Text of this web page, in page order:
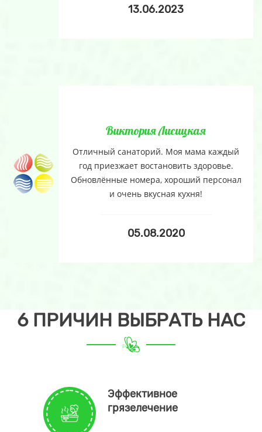
13.06.2023
Виктория Лисицкая
Отличный санаторий. Моя мама каждый
год приезжает востановить здоровье.
Обновлённые номера, хороший персонал
и очень вкусная кухня!
05.08.2020
6 ПРИЧИН ВЫБРАТЬ НАС
Эффективное
грязелечение